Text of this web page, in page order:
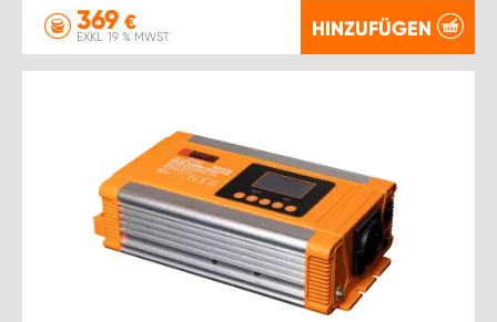
369 €
EXKL. 19 % MWST. HINZUFÜGEN